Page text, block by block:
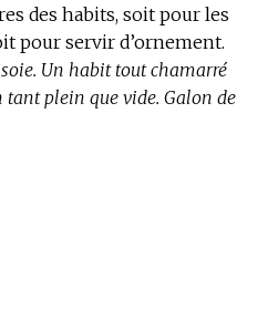
des habits, soit pour les
pour servir d’ornement.
soie. Un habit tout chamarré
tant plein que vide. Galon de